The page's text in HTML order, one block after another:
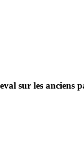
sur les anciens